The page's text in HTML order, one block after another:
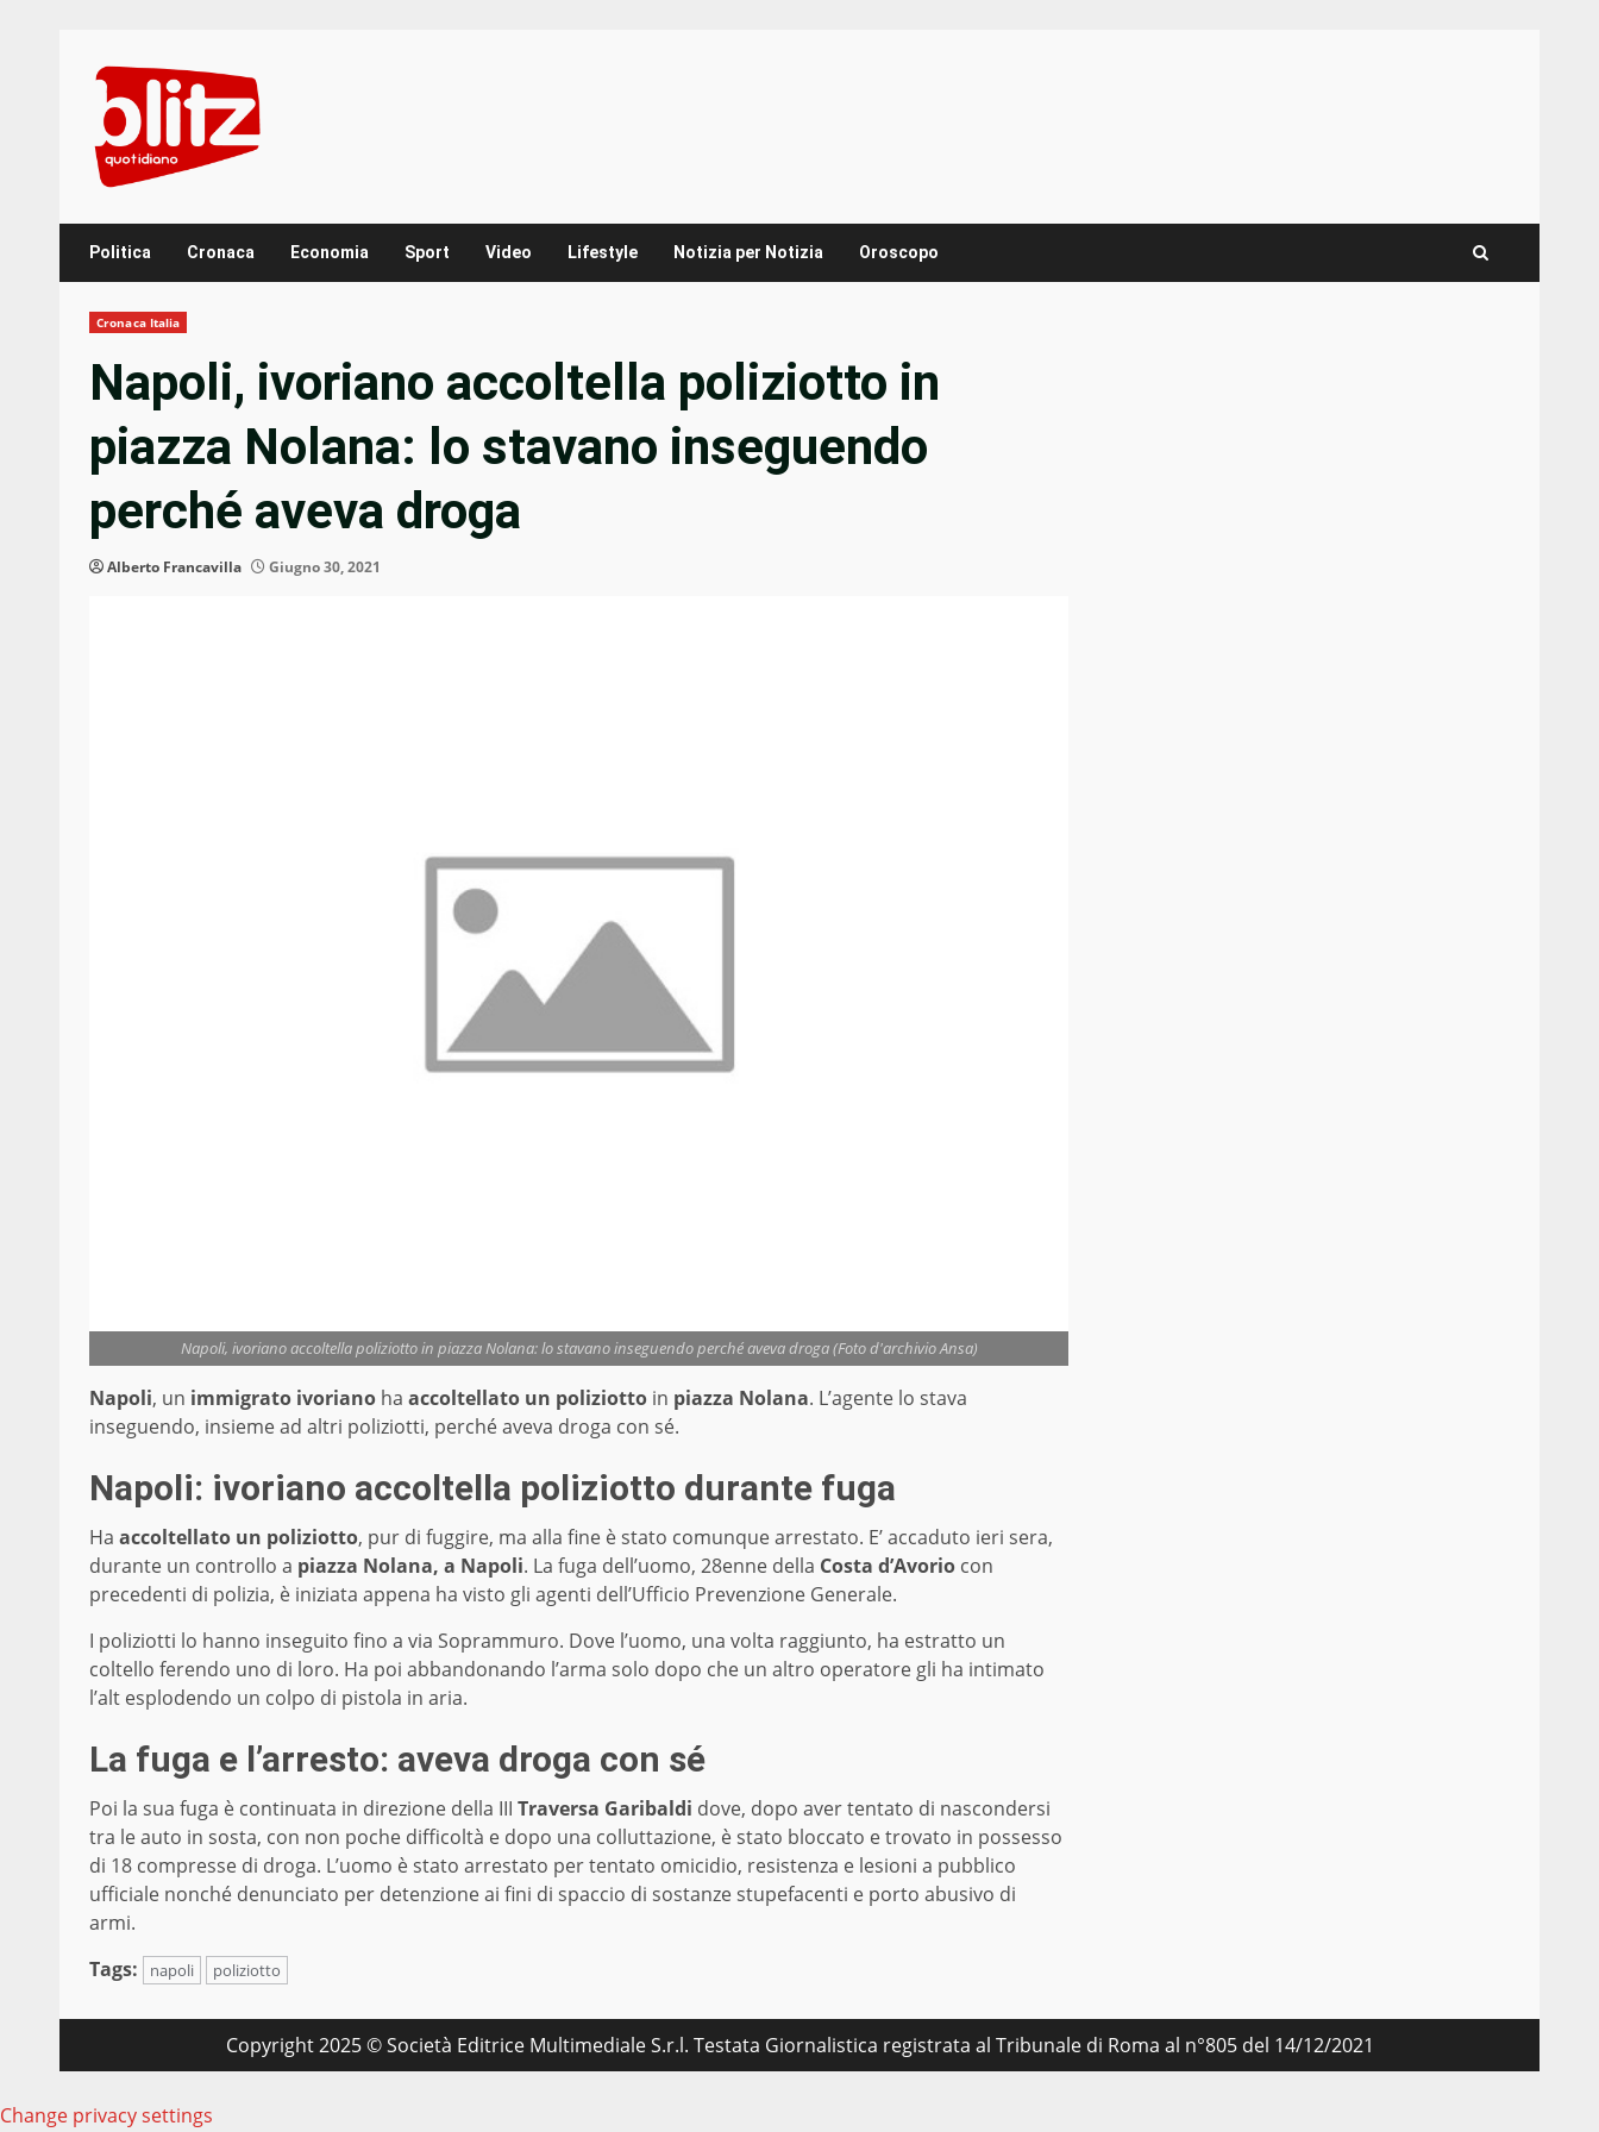
content
Politica Cronaca Economia Sport Video Lifestyle Notizia per Notizia Oroscopo
Cronaca Italia
Napoli, ivoriano accoltella poliziotto in
piazza Nolana: lo stavano inseguendo
perché aveva droga
Alberto Francavilla Giugno 30, 2021
Napoli, ivoriano accoltella poliziotto in piazza Nolana: lo stavano inseguendo perché aveva droga (Foto d'archivio Ansa)
Napoli, un immigrato ivoriano ha accoltellato un poliziotto in piazza Nolana. L’agente lo stava
inseguendo, insieme ad altri poliziotti, perché aveva droga con sé.
Napoli: ivoriano accoltella poliziotto durante fuga
Ha accoltellato un poliziotto, pur di fuggire, ma alla fine è stato comunque arrestato. E’ accaduto ieri sera,
durante un controllo a piazza Nolana, a Napoli. La fuga dell’uomo, 28enne della Costa d’Avorio con
precedenti di polizia, è iniziata appena ha visto gli agenti dell’Ufficio Prevenzione Generale.
I poliziotti lo hanno inseguito fino a via Soprammuro. Dove l’uomo, una volta raggiunto, ha estratto un
coltello ferendo uno di loro. Ha poi abbandonando l’arma solo dopo che un altro operatore gli ha intimato
l’alt esplodendo un colpo di pistola in aria.
La fuga e l’arresto: aveva droga con sé
Poi la sua fuga è continuata in direzione della III Traversa Garibaldi dove, dopo aver tentato di nascondersi
tra le auto in sosta, con non poche difficoltà e dopo una colluttazione, è stato bloccato e trovato in possesso
di 18 compresse di droga. L’uomo è stato arrestato per tentato omicidio, resistenza e lesioni a pubblico
ufficiale nonché denunciato per detenzione ai fini di spaccio di sostanze stupefacenti e porto abusivo di
armi.
Tags:
napoli poliziotto
Copyright 2025 © Società Editrice Multimediale S.r.l. Testata Giornalistica registrata al Tribunale di Roma al n°805 del 14/12/2021
Change privacy settings